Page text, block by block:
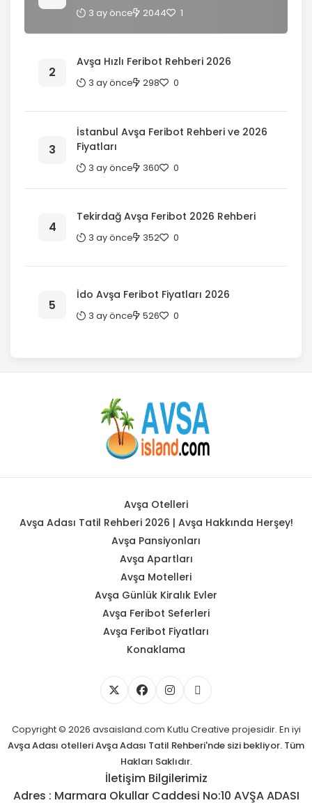
3 ay önce 2044 1
Avşa Hızlı Feribot Rehberi 2026
3 ay önce 298 0
İstanbul Avşa Feribot Rehberi ve 2026
Fiyatları
3 ay önce 360 0
Tekirdağ Avşa Feribot 2026 Rehberi
3 ay önce 352 0
İdo Avşa Feribot Fiyatları 2026
3 ay önce 526 0
Avşa Otelleri
Avşa Adası Tatil Rehberi 2026 | Avşa Hakkında Herşey!
Avşa Pansiyonları
Avşa Apartları
Avşa Motelleri
Avşa Günlük Kiralık Evler
Avşa Feribot Seferleri
Avşa Feribot Fiyatları
Konaklama
Copyright © 2026 avsaisland.com Kutlu Creative projesidir. En iyi
Avşa Adası otelleriAvşa Adası Tatil Rehberi'nde sizi bekliyor. Tüm
Hakları Saklıdır.
İletişim Bilgilerimiz
Adres : Marmara Okullar Caddesi No:10 AVŞA ADASI